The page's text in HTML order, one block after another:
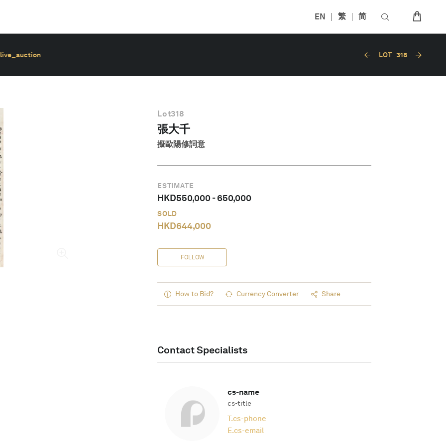
EN 繁 简
live_auction LOT 318
Lot318
張大千
擬歐陽修詞意
ESTIMATE
HKD550,000-650,000
SOLD
HKD644,000
FOLLOW
How to Bid? Currency Converter Share
Contact Specialists
cs-name
cs-title
T.cs-phone
E.cs-email